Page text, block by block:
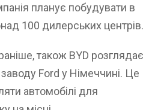
планує побудувати в
100 дилерських центрів.
також BYD розглядає
заводу Ford у Німеччині. Це
автомобілі для